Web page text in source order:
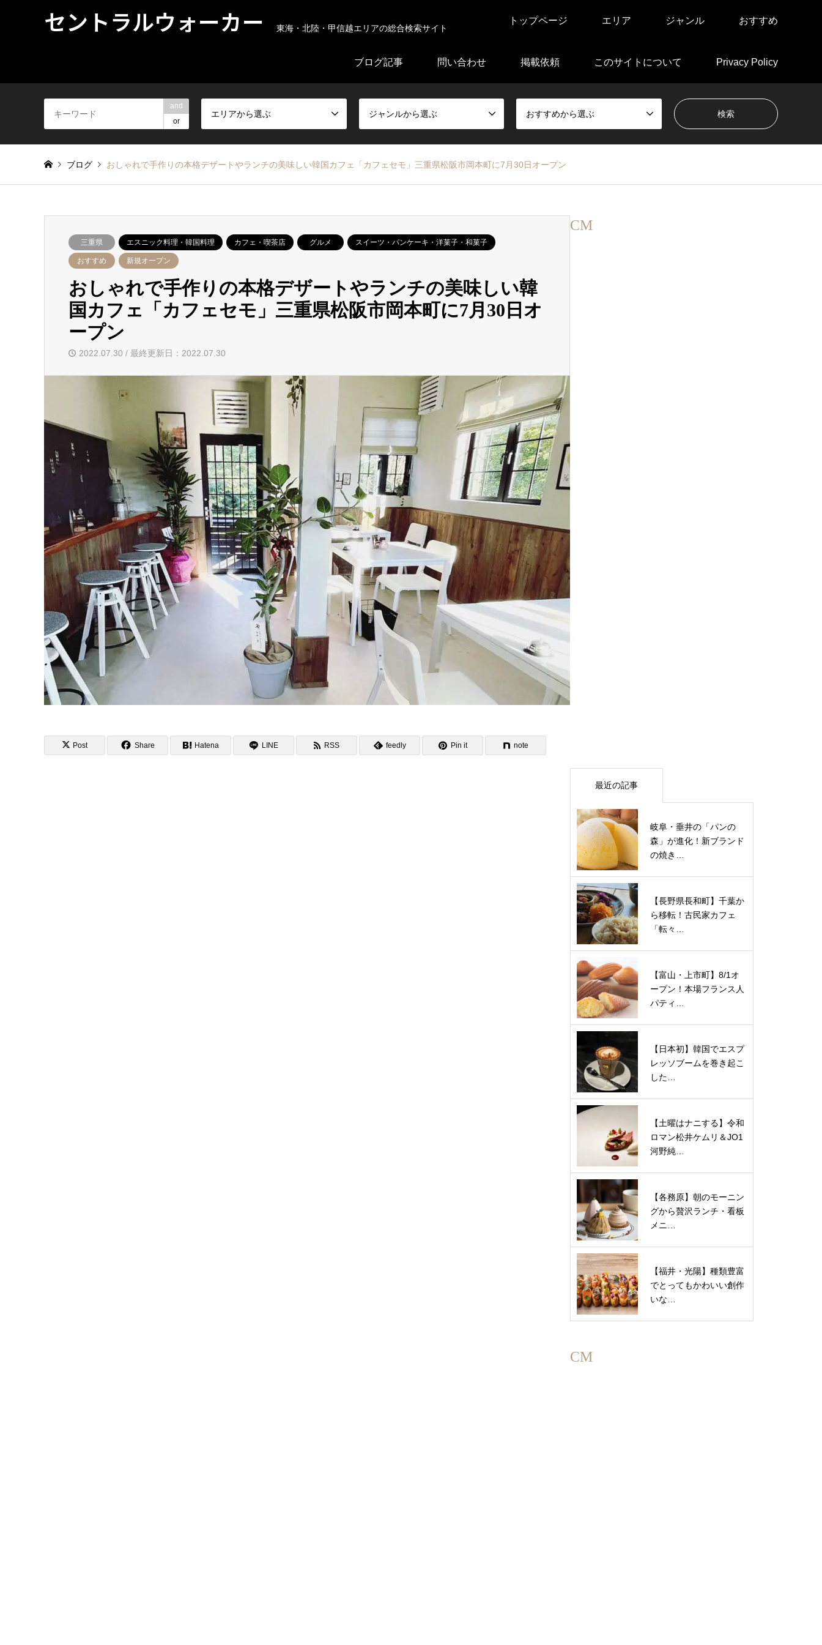
セントラルウォーカー 東海・北陸・甲信越エリアの総合検索サイト
トップページ エリア ジャンル おすすめ
ブログ記事 問い合わせ 掲載依頼 このサイトについて Privacy Policy
and
or
エリアから選ぶ ジャンルから選ぶ おすすめから選ぶ
ブログ おしゃれで手作りの本格デザートやランチの美味しい韓国カフェ「カフェセモ」三重県松阪市岡本町に7月30日オープン
三重県 エスニック料理・韓国料理 カフェ・喫茶店 グルメ スイーツ・パンケーキ・洋菓子・和菓子
おすすめ 新規オープン
おしゃれで手作りの本格デザートやランチの美味しい韓
国カフェ「カフェセモ」三重県松阪市岡本町に7月30日オ
ープン
2022.07.30 / 最終更新日：2022.07.30
Post Share Hatena LINE RSS feedly Pin it note
CM
最近の記事
岐阜・垂井の「パンの
森」が進化！新ブランド
の焼き…
【長野県長和町】千葉か
ら移転！古民家カフェ
「転々…
【富山・上市町】8/1オ
ープン！本場フランス人
パティ…
【日本初】韓国でエスプ
レッソブームを巻き起こ
した…
【土曜はナニする】令和
ロマン松井ケムリ＆JO1
河野純…
【各務原】朝のモーニン
グから贅沢ランチ・看板
メニ…
【福井・光陽】種類豊富
でとってもかわいい創作
いな…
CM